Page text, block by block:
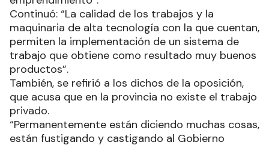
Continuó: “La calidad de los trabajos y la
maquinaria de alta tecnología con la que cuentan,
permiten la implementación de un sistema de
trabajo que obtiene como resultado muy buenos
productos”.
También, se refirió a los dichos de la oposición,
que acusa que en la provincia no existe el trabajo
privado.
“Permanentemente están diciendo muchas cosas,
están fustigando y castigando al Gobierno